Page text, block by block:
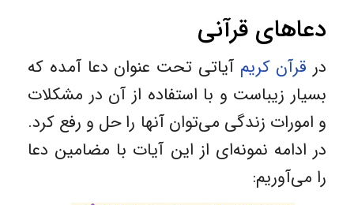
دعاهای قرآنی
در قرآن کریم آیاتی تحت عنوان دعا آمده که
بسیار زیباست و با استفاده از آن در مشکلات
و امورات زندگی می‌توان آنها را حل و رفع کرد.
در ادامه نمونه‌ای از این آیات با مضامین دعا
را می‌آوریم: